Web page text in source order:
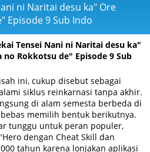
ni Naritai desu ka" Ore
Episode 9 Sub Indo
Tensei Nani ni Naritai desu ka"
no Rokkotsu de" Episode 9 Sub
ini, cukup disebut sebagai
siklus reinkarnasi tanpa akhir.
di alam semesta berbeda di
memilih bentuk berikutnya.
tunggu untuk peran populer,
dengan Cheat Skill dan
tahun karena lonjakan aplikasi